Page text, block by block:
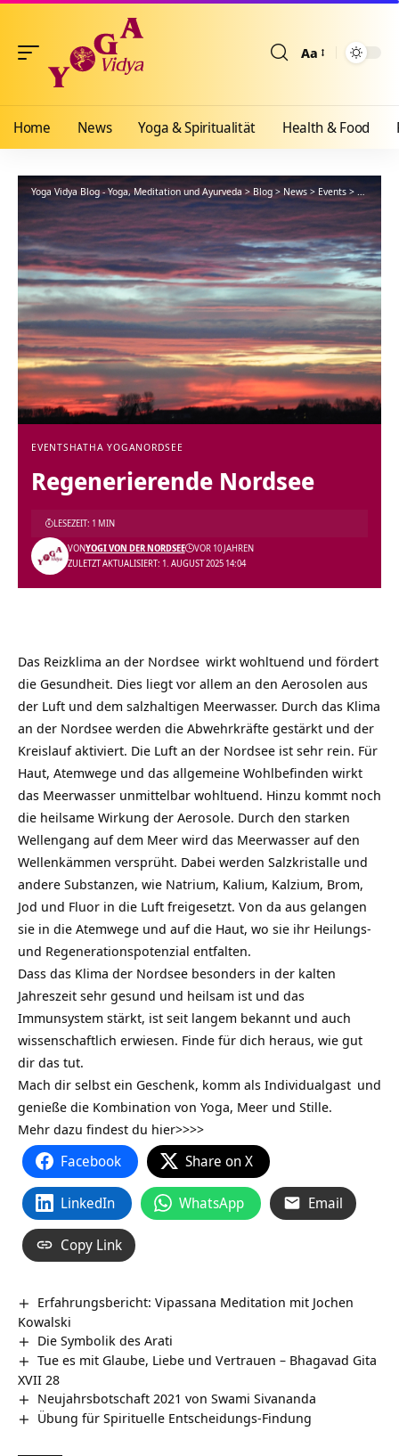
Aa
Home News Yoga & Spiritualität Health & Food
Yoga Vidya Blog - Yoga, Meditation und Ayurveda>Blog >News >Events >
EVENTSHATHA YOGANORDSEE
Regenerierende Nordsee
ZULETZT AKTUALISIERT: 1. AUGUST 2025 14:04
VONYOGI VON DER NORDSEE VOR 10 JAHREN
LESEZEIT: 1 MIN
Das Reizklima an der Nordsee wirkt wohltuend und fördert
die Gesundheit. Dies liegt vor allem an den Aerosolen aus
der Luft und dem salzhaltigen Meerwasser. Durch das Klima
an der Nordsee werden die Abwehrkräfte gestärkt und der
Kreislauf aktiviert. Die Luft an der Nordsee ist sehr rein. Für
Haut, Atemwege und das allgemeine Wohlbefinden wirkt
das Meerwasser unmittelbar wohltuend. Hinzu kommt noch
die heilsame Wirkung der Aerosole. Durch den starken
Wellengang auf dem Meer wird das Meerwasser auf den
Wellenkämmen versprüht. Dabei werden Salzkristalle und
andere Substanzen, wie Natrium, Kalium, Kalzium, Brom,
Jod und Fluor in die Luft freigesetzt. Von da aus gelangen
sie in die Atemwege und auf die Haut, wo sie ihr Heilungs-
und Regenerationspotenzial entfalten.
Dass das Klima der Nordsee besonders in der kalten
Jahreszeit sehr gesund und heilsam ist und das
Immunsystem stärkt, ist seit langem bekannt und auch
wissenschaftlich erwiesen. Finde für dich heraus, wie gut
dir das tut.
Mach dir selbst ein Geschenk, komm als Individualgast und
genieße die Kombination von Yoga, Meer und Stille.
Mehr dazu findest du hier>>>>
Facebook Share on X
LinkedIn WhatsApp Email
Copy Link
Erfahrungsbericht: Vipassana Meditation mit Jochen
Kowalski
Die Symbolik des Arati
Tue es mit Glaube, Liebe und Vertrauen – Bhagavad Gita
XVII 28
Neujahrsbotschaft 2021 von Swami Sivananda
Übung für Spirituelle Entscheidungs-Findung